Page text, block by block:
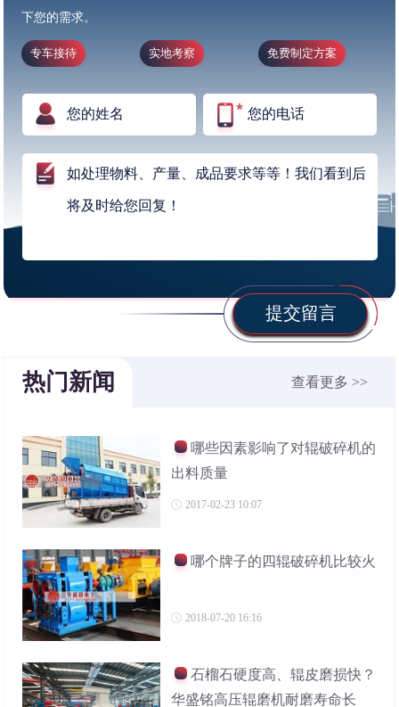
下您的需求。
专车接待 实地考察 免费制定方案
提交留言
热门新闻 查看更多 >>
哪些因素影响了对辊破碎机的
出料质量
2017-02-23 10:07
哪个牌子的四辊破碎机比较火
2018-07-20 16:16
石榴石硬度高、辊皮磨损快？
华盛铭高压辊磨机耐磨寿命长